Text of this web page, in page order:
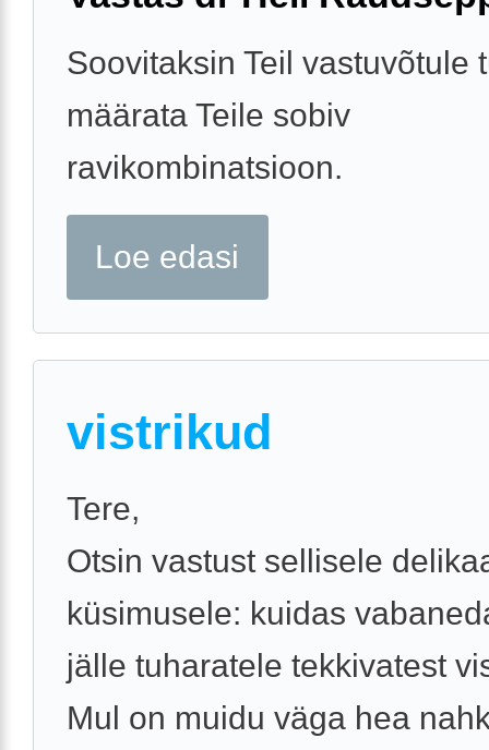
Soovitaksin Teil vastuvõtule
määrata Teile sobiv
ravikombinatsioon.
Loe edasi
vistrikud
Tere,
Otsin vastust sellisele
küsimusele: kuidas
jälle tuharatele tekkivatest
Mul on muidu väga hea